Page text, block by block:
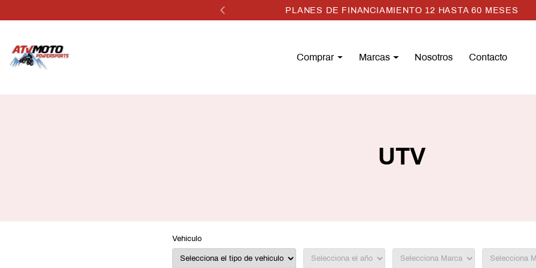
PLANES DE FINANCIAMIENTO 12 HASTA 60 MESES PLANES DE
Comprar Marcas Nosotros Contacto
UTV
Vehiculo